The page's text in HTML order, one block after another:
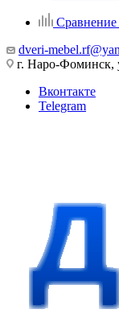
Сравнение
dveri-
г. Наро-Фоминск,
Вконтакте
Telegram